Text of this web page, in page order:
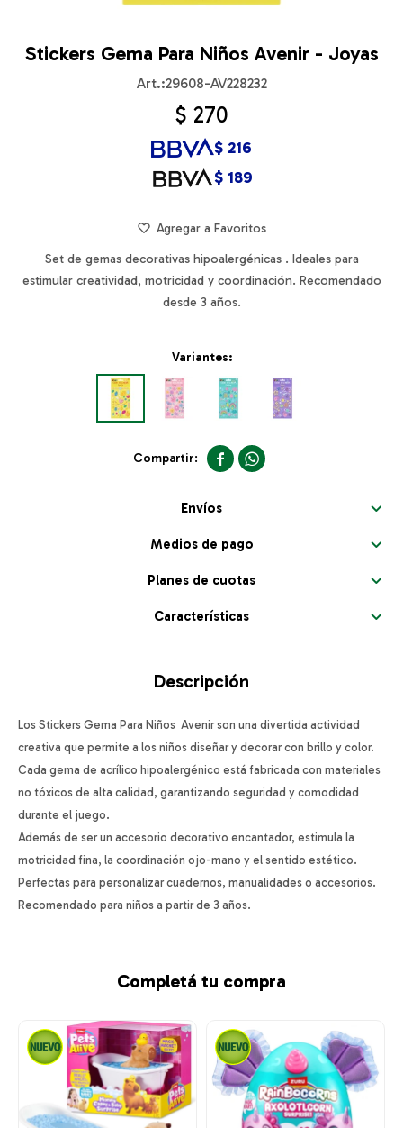
Stickers Gema Para Niños Avenir - Joyas
29608-AV228232
$ 270
$ 189
$ 216
Set de gemas decorativas hipoalergénicas . Ideales para
estimular creatividad, motricidad y coordinación. Recomendado
desde 3 años.
Variantes:
 
Envíos
Medios de pago
Planes de cuotas
Características
Descripción
Los Stickers Gema Para Niños Avenir son una divertida actividad
creativa que permite a los niños diseñar y decorar con brillo y color.
Cada gema de acrílico hipoalergénico está fabricada con materiales
no tóxicos de alta calidad, garantizando seguridad y comodidad
durante el juego.
Además de ser un accesorio decorativo encantador, estimula la
motricidad fina, la coordinación ojo-mano y el sentido estético.
Perfectas para personalizar cuadernos, manualidades o accesorios.
Recomendado para niños a partir de 3 años.
Completá tu compra